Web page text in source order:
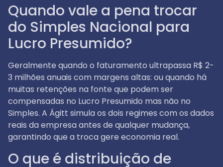
Quando vale a pena trocar
do Simples Nacional para
Lucro Presumido?
Geralmente quando o faturamento ultrapassa R$ 2-
3 milhões anuais com margens altas: ou quando há
muitas retenções na fonte que podem ser
compensadas no Lucro Presumido mas não no
Simples. A Ágitt simula os dois regimes com os dados
reais da empresa antes de qualquer mudança,
garantindo que a troca gere economia real.
O que é distribuição de